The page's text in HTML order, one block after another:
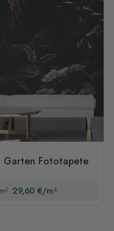
Garten Fototapete
29,60 €/m²